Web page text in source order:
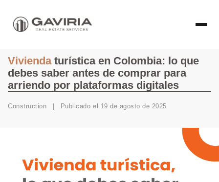
Vivienda turística en Colombia: lo que
debes saber antes de comprar para
arriendo por plataformas digitales
Construction Publicado el 19 de agosto de 2025